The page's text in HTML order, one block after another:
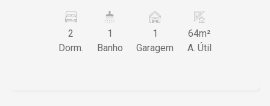
2
Dorm.
1
Banho
1
Garagem
64m²
A. Útil